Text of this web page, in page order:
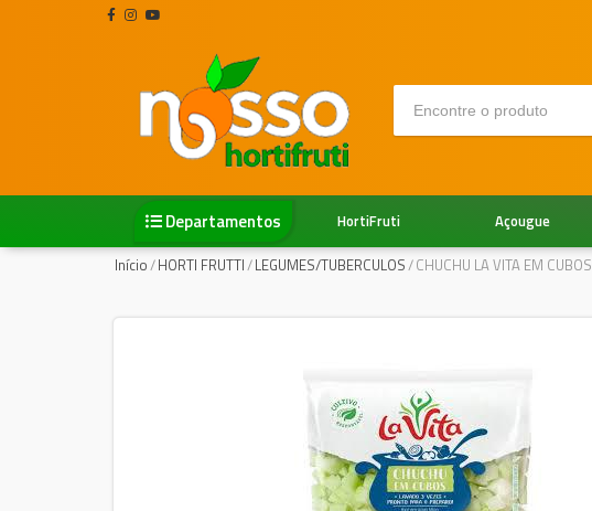
Departamentos Açougue
HortiFruti
Início/HORTI FRUTTI/LEGUMES/TUBERCULOS/CHUCHU LA VITA EM CUBOS